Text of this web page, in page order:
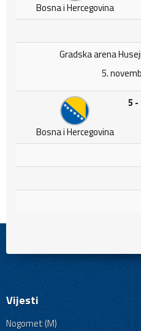
Bosna i Hercegovina
Gradska arena
5.
Bosna i Hercegovina
5 -
Vijesti
Nogomet (M)